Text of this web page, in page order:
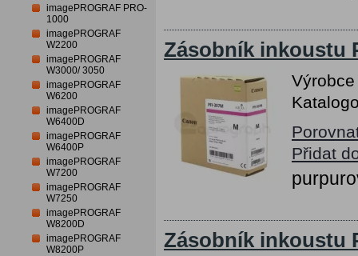
imagePROGRAF PRO-
1000
imagePROGRAF
W2200
imagePROGRAF
W3000/ 3050
imagePROGRAF
W6200
imagePROGRAF
W6400D
imagePROGRAF
W6400P
imagePROGRAF
W7200
imagePROGRAF
W7250
imagePROGRAF
W8200D
imagePROGRAF
W8200P
Zásobník inkoustu
Přidat
Zásobník inkoustu